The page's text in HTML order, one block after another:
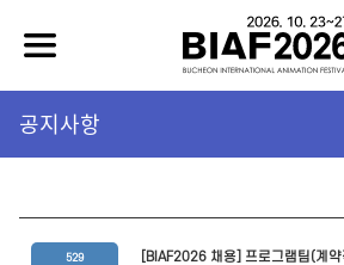
공지사항
529 [BIAF2026 채용] 프로그램팀(계